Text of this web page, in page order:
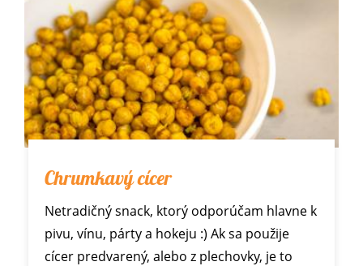
Chrumkavý cícer
Netradičný snack, ktorý odporúčam hlavne k
pivu, vínu, párty a hokeju :) Ak sa použije
cícer predvarený, alebo z plechovky, je to